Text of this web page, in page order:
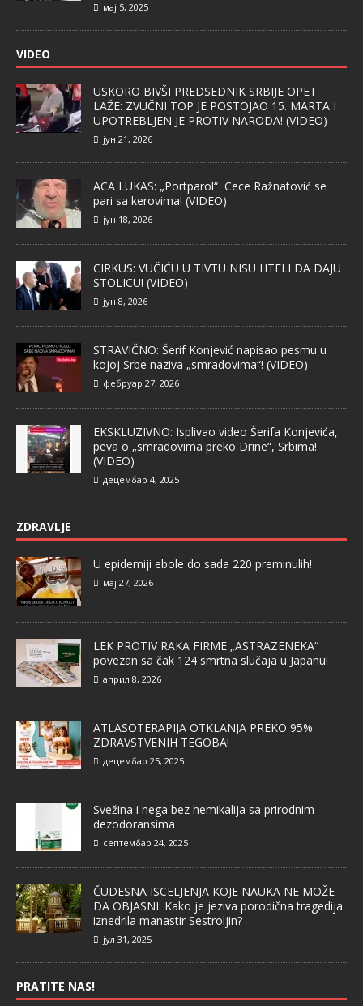
мај 5, 2025
VIDEO
USKORO BIVŠI PREDSEDNIK SRBIJE OPET
LAŽE: ZVUČNI TOP JE POSTOJAO 15. MARTA I
UPOTREBLJEN JE PROTIV NARODA! (VIDEO)
јун 21, 2026
ACA LUKAS: „Portparol“ Cece Ražnatović se
pari sa kerovima! (VIDEO)
јун 18, 2026
CIRKUS: VUČIĆU U TIVTU NISU HTELI DA DAJU
STOLICU! (VIDEO)
јун 8, 2026
STRAVIČNO: Šerif Konjević napisao pesmu u
kojoj Srbe naziva „smradovima“! (VIDEO)
фебруар 27, 2026
EKSKLUZIVNO: Isplivao video Šerifa Konjevića,
peva o „smradovima preko Drine“, Srbima!
(VIDEO)
децембар 4, 2025
ZDRAVLJE
U epidemiji ebole do sada 220 preminulih!
мај 27, 2026
LEK PROTIV RAKA FIRME „ASTRAZENEKA“
povezan sa čak 124 smrtna slučaja u Japanu!
април 8, 2026
ATLASOTERAPIJA OTKLANJA PREKO 95%
ZDRAVSTVENIH TEGOBA!
децембар 25, 2025
Svežina i nega bez hemikalija sa prirodnim
dezodoransima
септембар 24, 2025
ČUDESNA ISCELJENJA KOJE NAUKA NE MOŽE
DA OBJASNI: Kako je jeziva porodična tragedija
iznedrila manastir Sestroljin?
јул 31, 2025
PRATITE NAS!